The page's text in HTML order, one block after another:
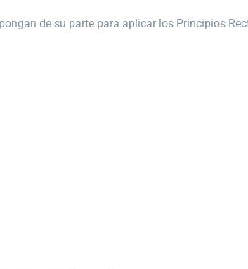
de su parte para aplicar los Principios